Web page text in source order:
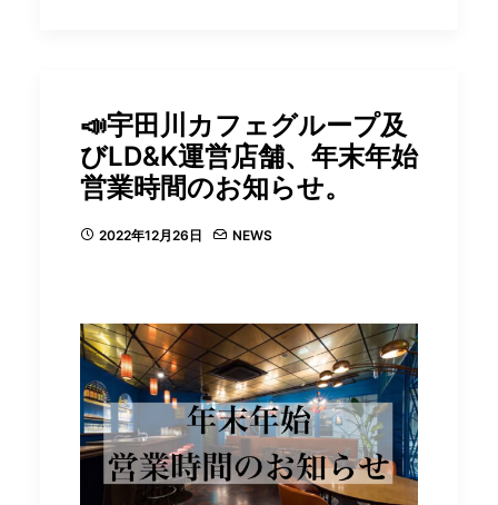
📣宇田川カフェグループ及
びLD&K運営店舗、年末年始
営業時間のお知らせ。
2022年12月26日 NEWS